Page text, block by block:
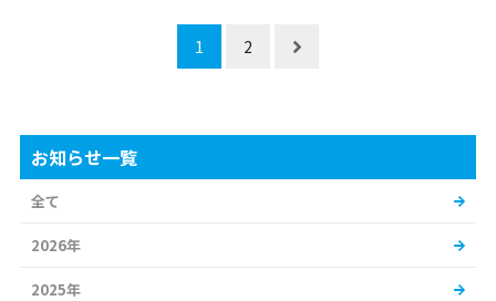
1 2
お知らせ一覧
全て
2026年
2025年